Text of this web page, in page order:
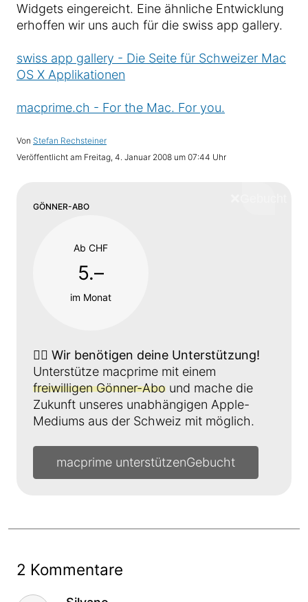
Widgets eingereicht. Eine ähnliche Entwicklung
erhoffen wir uns auch für die swiss app gallery.
swiss app gallery - Die Seite für Schweizer Mac
OS X Applikationen
macprime.ch - For the Mac. For you.
Von Stefan Rechsteiner
Veröffentlicht am Freitag, 4. Januar 2008 um 07:44 Uhr
GÖNNER-ABO
Ab CHF
5.–
im Monat
👉🏼 Wir benötigen deine Unterstützung!
Unterstütze macprime mit einem
freiwilligen Gönner-Abo und mache die
Zukunft unseres unabhängigen Apple-
Mediums aus der Schweiz mit möglich.
macprime unterstützen
2 Kommentare